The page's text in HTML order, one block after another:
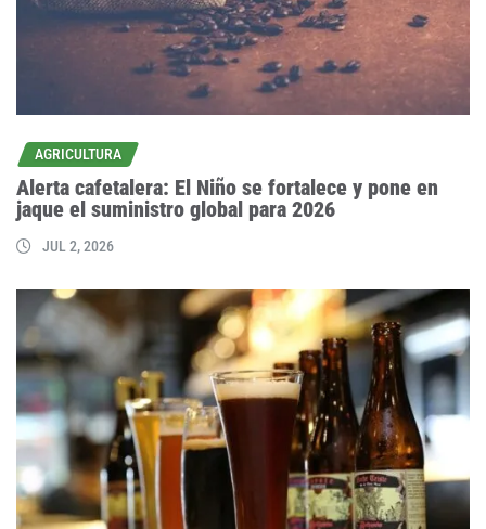
AGRICULTURA
Alerta cafetalera: El Niño se fortalece y pone en
jaque el suministro global para 2026
JUL 2, 2026